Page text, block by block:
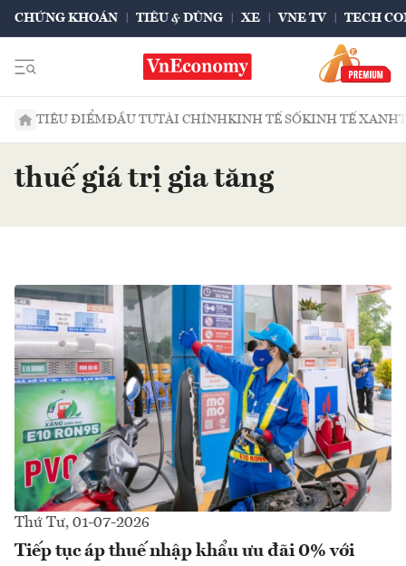
CHỨNG KHOÁN TIÊU & DÙNG XE VNE TV TECH
TIÊU ĐIỂMĐẦU TƯTÀI CHÍNHKINH TẾ SỐKINH TẾ XANH
thuế giá trị gia tăng
Thứ Tư, 01-07-2026
Tiếp tục áp thuế nhập khẩu ưu đãi 0% với